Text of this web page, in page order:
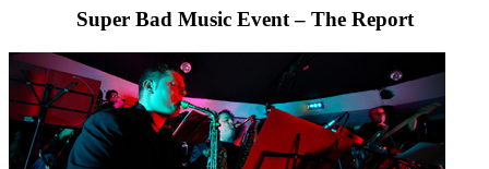
Super Bad Music Event – The Report